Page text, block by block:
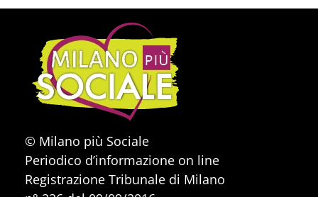
© Milano più Sociale
Periodico d’informazione on line
Registrazione Tribunale di Milano